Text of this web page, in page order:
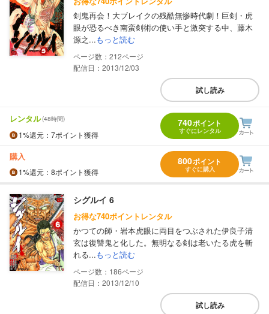
剣鬼再会！大ブレイクの残酷無惨時代劇！巨剣・虎
眼が恐るべき南蛮剣術の使い手と激突する中、藤木
源之...もっと読む
212
配信日：2013/12/03
試し読み
レンタル(48時間)
1%還元 ：7ポイント獲得
740ポイント
すぐにレンタル
購入
1%還元 ：8ポイント獲得
800ポイント
すぐに購入
シグルイ 6
お得な740ポイントレンタル
かつての師・岩本虎眼に両目をつぶされた伊良子清
玄は復讐鬼と化した。無明なる剣は老いたる虎を斬
れる...もっと読む
186
配信日：2013/12/10
試し読み